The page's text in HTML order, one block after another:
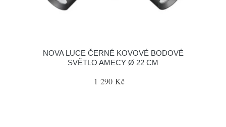
NOVA LUCE ČERNÉ KOVOVÉ BODOVÉ
SVĚTLO AMECY Ø 22 CM
1 290 Kč